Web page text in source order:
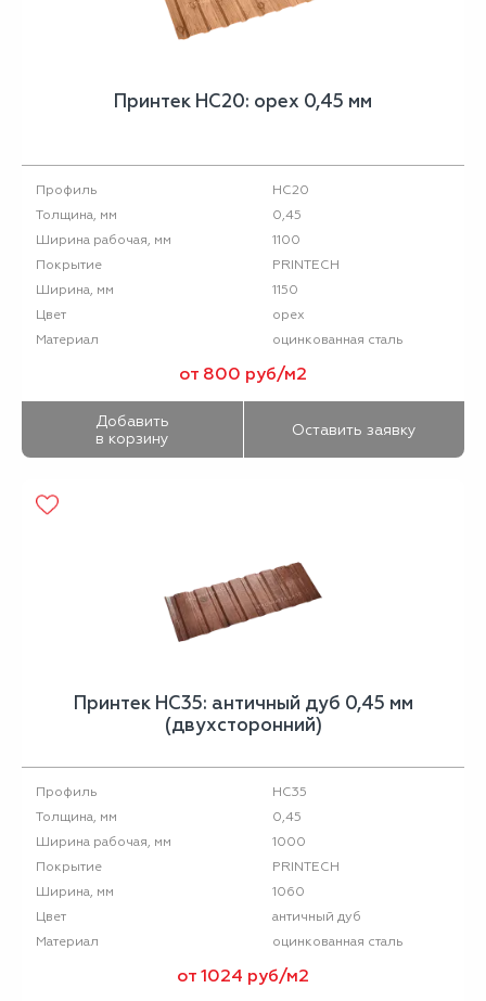
Принтек НС20: орех 0,45 мм
Профиль
НС20
Толщина, мм
0,45
Ширина рабочая, мм
1100
Покрытие
PRINTECH
Ширина, мм
1150
Цвет
орех
Материал
оцинкованная сталь
от 800 руб/м2
Добавить
в корзину
Оставить заявку
Принтек НС35: античный дуб 0,45 мм
(двухсторонний)
Профиль
НС35
Толщина, мм
0,45
Ширина рабочая, мм
1000
Покрытие
PRINTECH
Ширина, мм
1060
Цвет
античный дуб
Материал
оцинкованная сталь
от 1024 руб/м2